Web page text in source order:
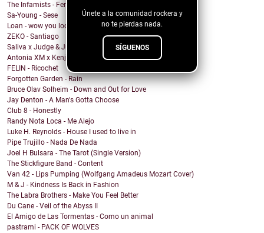
Únete a la comunidad rockera y
no te pierdas nada.
SÍGUENOS
The Infamists - Feral Noises and Amphetamines
Sa-Young - Sese
Loan - wow you look undiagnosed
ZEKO - Santiago
Saliva x Judge & Jury - Sadistic Love
Antonia XM x Kenji Araki - Breakfree
FELIN - Ricochet
Forgotten Garden - Rain
Bruce Olav Solheim - Down and Out for Love
Jay Denton - A Man's Gotta Choose
Club 8 - Honestly
Randy Nota Loca - Me Alejo
Luke H. Reynolds - House I used to live in
Pipe Trujillo - Nada De Nada
Joel H Bulsara - The Tarot (Single Version)
The Stickfigure Band - Content
Van 42 - Lips Pumping (Wolfgang Amadeus Mozart Cover)
M & J - Kindness Is Back in Fashion
The Labra Brothers - Make You Feel Better
Du Cane - Veil of the Abyss II
El Amigo de Las Tormentas - Como un animal
pastrami - PACK OF WOLVES